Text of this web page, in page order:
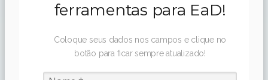
ferramentas para EaD!
Coloque seus dados nos campos e clique no
botão para ficar sempre atualizado!